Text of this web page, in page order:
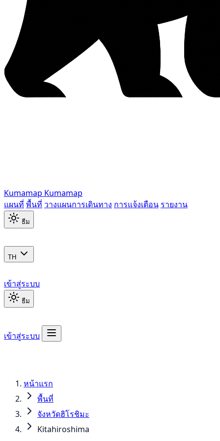
Kumamap Kumamap
แผนที่ พื้นที่ วางแผนการเดินทาง การแจ้งเตือน รายงาน
ธีม
TH
เข้าสู่ระบบ
ธีม
เข้าสู่ระบบ
หน้าแรก
พื้นที่
จังหวัดฮิโรชิมะ
Kitahiroshima